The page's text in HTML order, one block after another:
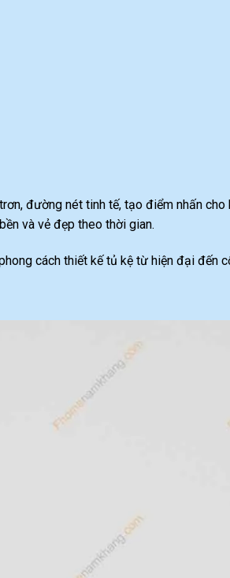
đường nét tinh tế, tạo điểm nhấn cho
và vẻ đẹp theo thời gian.
cách thiết kế tủ kệ từ hiện đại đến